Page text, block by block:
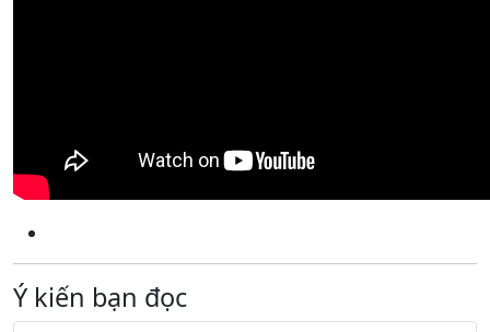
Ý kiến bạn đọc